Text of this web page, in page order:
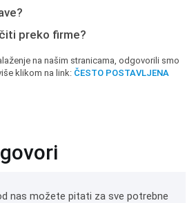
preko firme?
na našim stranicama, odgovorili smo
klikom na link: ČESTO POSTAVLJENA
nas možete pitati za sve potrebne